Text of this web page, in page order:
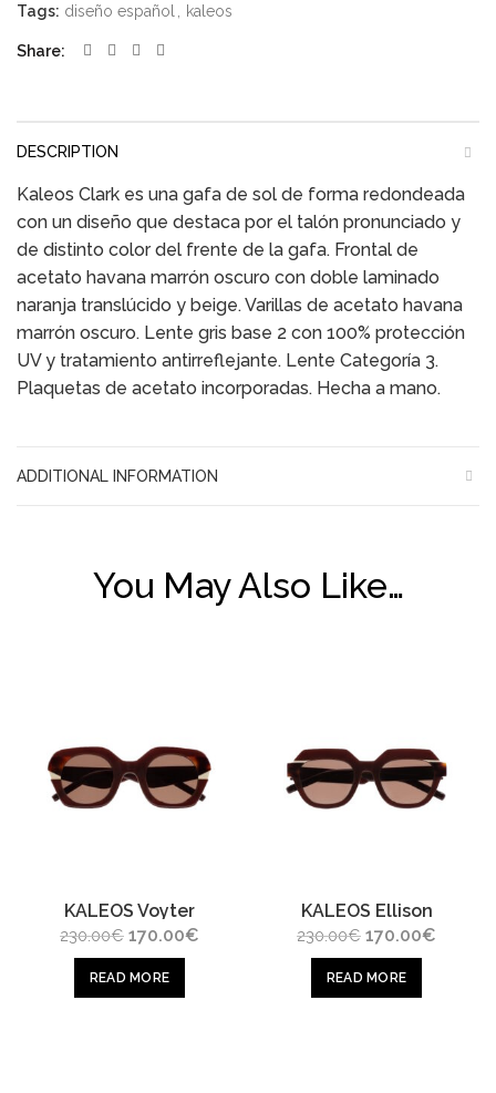
Tags: diseño español kaleos
Share
DESCRIPTION
Kaleos Clark es una gafa de sol de forma redondeada
con un diseño que destaca por el talón pronunciado y
de distinto color del frente de la gafa. Frontal de
acetato havana marrón oscuro con doble laminado
naranja translúcido y beige. Varillas de acetato havana
marrón oscuro. Lente gris base 2 con 100% protección
UV y tratamiento antirreflejante. Lente Categoría 3.
Plaquetas de acetato incorporadas. Hecha a mano.
ADDITIONAL INFORMATION
You May Also Like…
KALEOS Voyter
230.00€ Original
price
was:
230.00€.
170.00€
READ MORE
KALEOS Ellison
230.00€ Original
price
was:
230.00€.
170.00€
READ MORE